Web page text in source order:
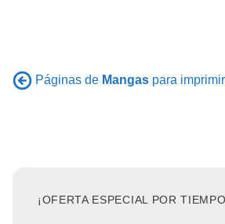
Páginas de Mangas para
¡OFERTA ESPECIAL POR